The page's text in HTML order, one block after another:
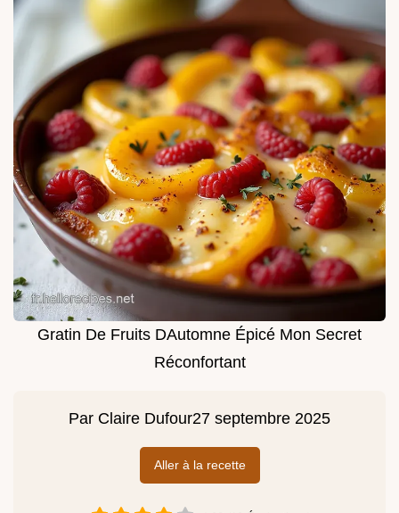
Gratin De Fruits DAutomne Épicé Mon Secret
Réconfortant
Par Claire Dufour27 septembre 2025
Aller à la recette